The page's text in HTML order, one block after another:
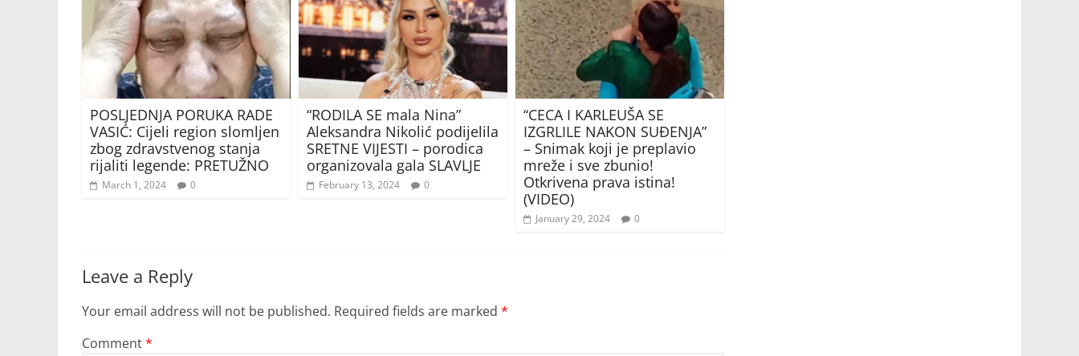
POSLJEDNJA PORUKA RADE
VASIĆ: Cijeli region slomljen
zbog zdravstvenog stanja
rijaliti legende: PRETUŽNO
March 1, 2024 0
“RODILA SE mala Nina”
Aleksandra Nikolić podijelila
SRETNE VIJESTI – porodica
organizovala gala SLAVLJE
February 13, 2024 0
“CECA I KARLEUŠA SE
IZGRLILE NAKON SUĐENJA”
– Snimak koji je preplavio
mreže i sve zbunio!
Otkrivena prava istina!
(VIDEO)
January 29, 2024 0
Leave a Reply
Your email address will not be published. Required fields are marked *
Comment*